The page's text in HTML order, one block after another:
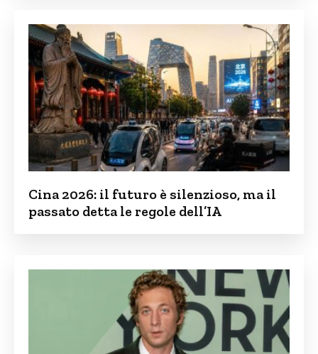
Cina 2026: il futuro è silenzioso, ma il
passato detta le regole dell’IA